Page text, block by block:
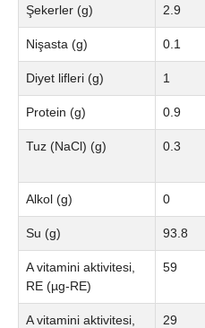
Şekerler (g) 2.9
Nişasta (g) 0.1
Diyet lifleri (g) 1
Protein (g) 0.9
Tuz (NaCl) (g) 0.3
Alkol (g) 0
Su (g) 93.8
A vitamini aktivitesi,
RE (µg-RE)
59
A vitamini aktivitesi,
29